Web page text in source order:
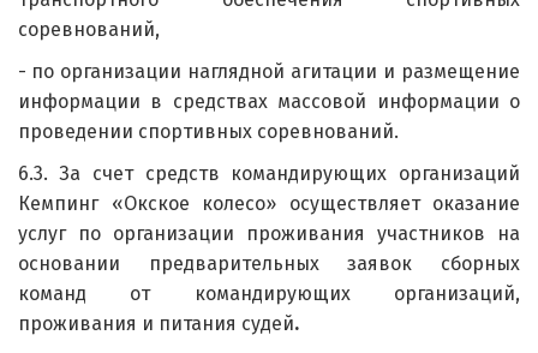
соревнований,
- по организации наглядной агитации и размещение
информации в средствах массовой информации о
проведении спортивных соревнований.
6.3. За счет средств командирующих организаций
Кемпинг «Окское колесо» осуществляет оказание
услуг по организации проживания участников на
основании предварительных заявок сборных
команд от командирующих организаций,
проживания и питания судей.